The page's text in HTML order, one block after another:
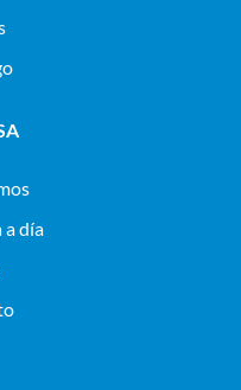
a día